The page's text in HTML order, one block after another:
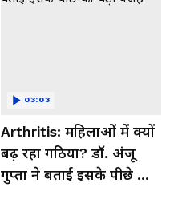
Arthritis: महिलाओं में क्यों
बढ़ रहा गठिया? डॉ. अंजू
गुप्ता ने बताई इसके पीछे की
03:03